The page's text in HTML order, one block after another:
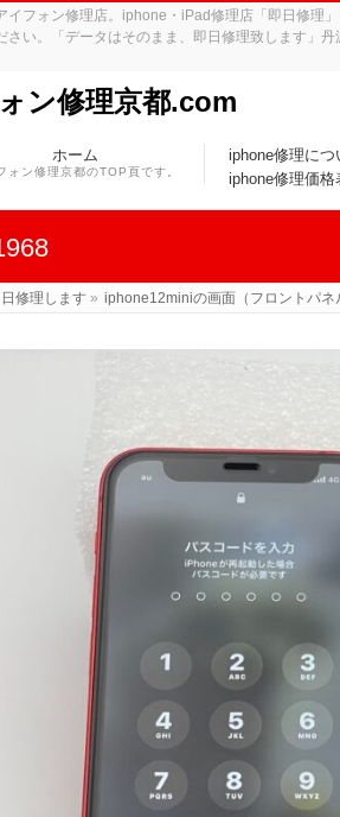
イフォン修理店。iphone・iPad修理店「即日修理
さい。「データはそのまま、即日修理致します」
ン修理京都.com
ホーム
ォン修理京都のTOP頁です。
iphone修理につ
iphone修理価格
修理します » iphone12miniの画面（フロントパネ